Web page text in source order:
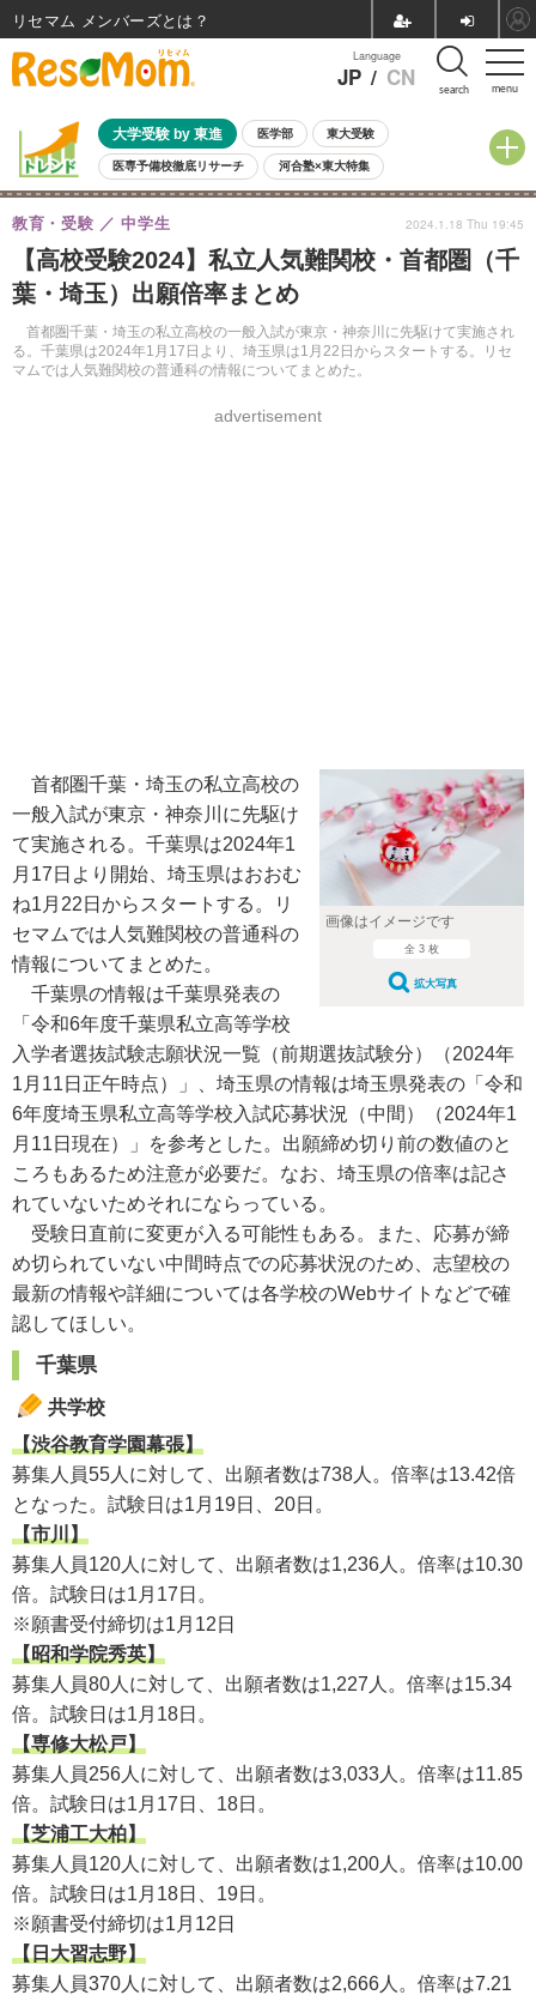
menu
Language
JP / CN search
大学受験 by 東進 医学部 東大受験
医専予備校徹底リサーチ 河合塾×東大特集
親子で考える大学選び 高校受験 中学受験 小学校受験
共通テスト 夏休み
8月開催イベント・WS 全国公立高校 過去問 人気記事
自由研究教材（小学生向け） 自由研究教材（中学生向け）
【高校受験2024】私立人気難関校・首都圏（千
葉・埼玉）出願倍率まとめ
首都圏千葉・埼玉の私立高校の一般入試が東京・神奈川に先駆けて実施され
る。千葉県は2024年1月17日より、埼玉県は1月22日からスタートする。リセ
マムでは人気難関校の普通科の情報についてまとめた。
教育・受験 中学生
advertisement
2024.1.18 Thu 19:45
画像はイメージです
全 3 枚
拡大写真
首都圏千葉・埼玉の私立高校の
一般入試が東京・神奈川に先駆け
て実施される。千葉県は2024年1
月17日より開始、埼玉県はおおむ
ね1月22日からスタートする。リ
セマムでは人気難関校の普通科の
情報についてまとめた。
千葉県の情報は千葉県発表の
「令和6年度千葉県私立高等学校
入学者選抜試験志願状況一覧（前期選抜試験分）（2024年
1月11日正午時点）」、埼玉県の情報は埼玉県発表の「令和
6年度埼玉県私立高等学校入試応募状況（中間）（2024年1
月11日現在）」を参考とした。出願締め切り前の数値のと
ころもあるため注意が必要だ。なお、埼玉県の倍率は記さ
れていないためそれにならっている。
受験日直前に変更が入る可能性もある。また、応募が締
め切られていない中間時点での応募状況のため、志望校の
最新の情報や詳細については各学校のWebサイトなどで確
認してほしい。
千葉県
共学校
【渋谷教育学園幕張】
募集人員55人に対して、出願者数は738人。倍率は13.42倍
となった。試験日は1月19日、20日。
【市川】
募集人員120人に対して、出願者数は1,236人。倍率は10.30
倍。試験日は1月17日。
※願書受付締切は1月12日
【昭和学院秀英】
募集人員80人に対して、出願者数は1,227人。倍率は15.34
倍。試験日は1月18日。
【専修大松戸】
募集人員256人に対して、出願者数は3,033人。倍率は11.85
倍。試験日は1月17日、18日。
【芝浦工大柏】
募集人員120人に対して、出願者数は1,200人。倍率は10.00
倍。試験日は1月18日、19日。
※願書受付締切は1月12日
【日大習志野】
募集人員370人に対して、出願者数は2,666人。倍率は7.21
リセマム メンバーズ